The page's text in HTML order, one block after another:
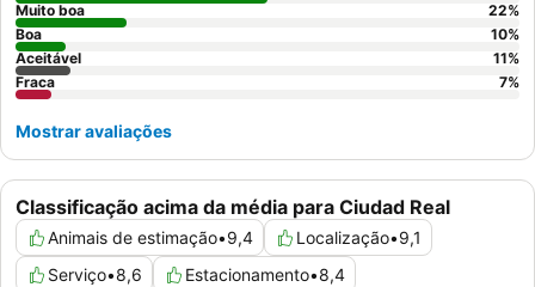
Classificação acima da média para Ciudad Real
Animais de estimação•9,4 Localização•9,1
Serviço•8,6 Estacionamento•8,4
Muito boa
22%
Boa
10%
Aceitável
11%
Fraca
7%
Mostrar avaliações